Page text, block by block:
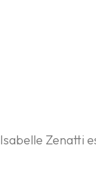
Isabelle Zenatti